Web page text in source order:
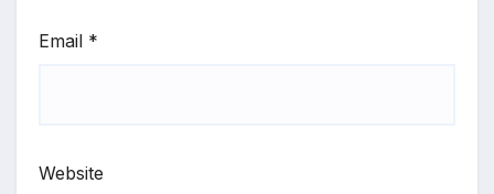
Email *
Website